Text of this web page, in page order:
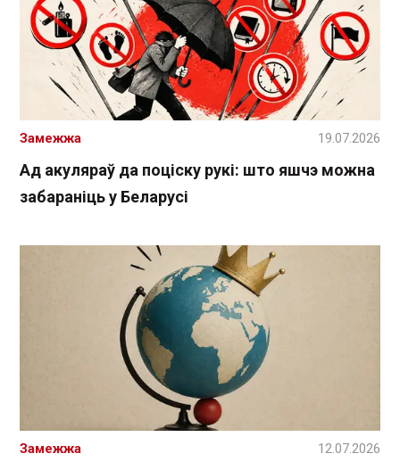
Ад акуляраў да поціску рукі: што яшчэ можна
забараніць у Беларусі
Замежжа 19.07.2026
Замежжа 12.07.2026